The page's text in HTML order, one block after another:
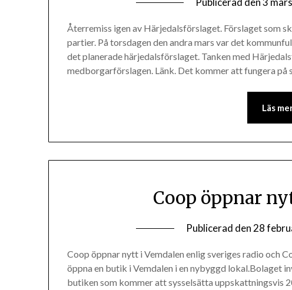
Återremiss igen av Härjedalsförslaget. Förslaget som
partier. På torsdagen den andra mars var det
det planerade härjedalsförslaget. Tanken med
medborgarförslagen. Länk. Det kommer att fungera på
Läs
Coop öppnar
Publicerad den 28
Coop öppnar nytt i Vemdalen enlig sveriges radio och
öppna en butik i Vemdalen i en nybyggd lokal.Bolaget
butiken som kommer att sysselsätta uppskattningsvis